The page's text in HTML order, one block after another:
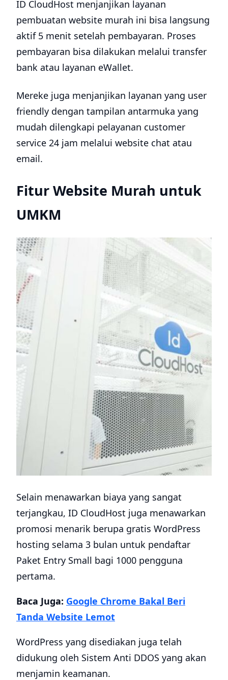
ID CloudHost menjanjikan layanan
pembuatan website murah ini bisa langsung
aktif 5 menit setelah pembayaran. Proses
pembayaran bisa dilakukan melalui transfer
bank atau layanan eWallet.
Mereke juga menjanjikan layanan yang user
friendly dengan tampilan antarmuka yang
mudah dilengkapi pelayanan customer
service 24 jam melalui website chat atau
email.
Fitur Website Murah untuk
UMKM
Selain menawarkan biaya yang sangat
terjangkau, ID CloudHost juga menawarkan
promosi menarik berupa gratis WordPress
hosting selama 3 bulan untuk pendaftar
Paket Entry Small bagi 1000 pengguna
pertama.
Baca Juga: Google Chrome Bakal Beri
Tanda Website Lemot
WordPress yang disediakan juga telah
didukung oleh Sistem Anti DDOS yang akan
menjamin keamanan.